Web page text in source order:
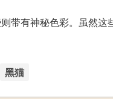
带有神秘色彩。虽然这
黑猫